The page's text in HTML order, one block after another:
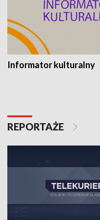
Informator kulturalny
REPORTAŻE